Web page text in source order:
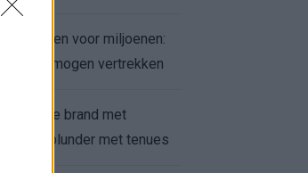
deur open voor miljoenen:
Moussa mogen vertrekken
uit de brand met
na blunder met tenues